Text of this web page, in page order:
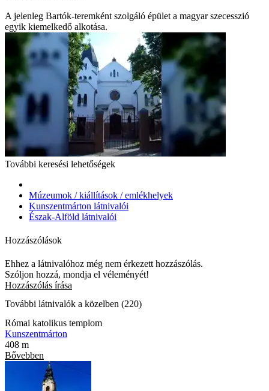
A jelenleg Bartók-teremként szolgáló épület a magyar szecesszió
egyik kiemelkedő alkotása.
További keresési lehetőségek
Múzeumok / kiállítások / emlékhelyek
Kunszentmárton látnivalói
Észak-Alföld látnivalói
Hozzászólások
Ehhez a látnivalóhoz még nem érkezett hozzászólás.
Szóljon hozzá, mondja el véleményét!
Hozzászólás írása
További látnivalók a közelben (220)
Római katolikus templom
Kunszentmárton
408 m
Bővebben